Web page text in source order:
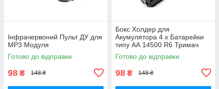
Інфрачервоний Пульт ДУ для
MP3 Модуля
Готово до відправки
98 ₴ 148 ₴
Бокс Холдер для
Акумулятора 4 х Батарейки
типу АА 14500 R6 Тримач
Holder
Готово до відправки
98 ₴ 148 ₴